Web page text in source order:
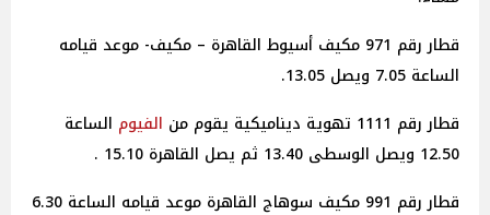
قطار رقم 971 مكيف أسيوط القاهرة – مكيف- موعد قيامه
الساعة 7.05 ويصل 13.05.
قطار رقم 1111 تهوية ديناميكية يقوم من
الفيوم الساعة
12.50 ويصل الوسطى 13.40 ثم يصل القاهرة 15.10 .
قطار رقم 991 مكيف سوهاج القاهرة موعد قيامه الساعة 6.30